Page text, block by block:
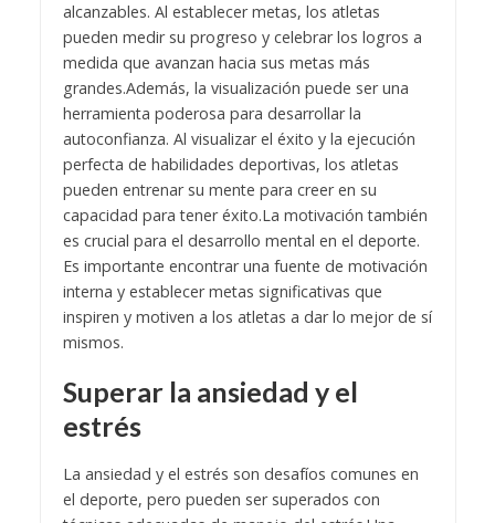
alcanzables. Al establecer metas, los atletas
pueden medir su progreso y celebrar los logros a
medida que avanzan hacia sus metas más
grandes.Además, la visualización puede ser una
herramienta poderosa para desarrollar la
autoconfianza. Al visualizar el éxito y la ejecución
perfecta de habilidades deportivas, los atletas
pueden entrenar su mente para creer en su
capacidad para tener éxito.La motivación también
es crucial para el desarrollo mental en el deporte.
Es importante encontrar una fuente de motivación
interna y establecer metas significativas que
inspiren y motiven a los atletas a dar lo mejor de sí
mismos.
Superar la ansiedad y el
estrés
La ansiedad y el estrés son desafíos comunes en
el deporte, pero pueden ser superados con